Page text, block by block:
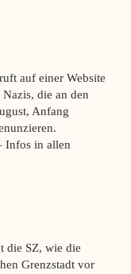
auf einer Website
die an den
Anfang
Infos in allen
die SZ, wie die
Grenzstadt vor